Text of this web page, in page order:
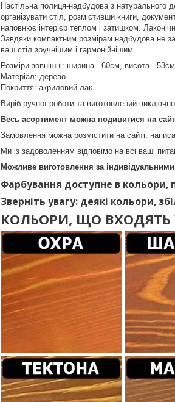
Настільна полиця-надбудова з натурального
організувати стіл, розмістивши книги,
наповнює інтер’єр теплом і затишком.
Завдяки компактним розмірам надбудова не
ваш стіл зручнішим і гармонійнішим.
Розміри зовнішні: ширина - 60см, висота -
Матеріал: дерево.
Покриття: акриловий лак.
Виріб ручної роботи та виготовлений
Весь асортимент можна подивитися на
Замовлення можна розмістити на сайті,
Ми із задоволенням відповімо на всі ваші
Можливе виготовлення за
Фарбування доступне в кольори,
Зверніть увагу: деякі кольори,
КОЛЬОРИ, ЩО ВХОДЯТЬ